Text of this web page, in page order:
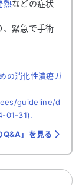
熱などの症状
、緊急で手術
の消化性潰瘍ガ
guideline/d
01-31).
Q&A」を見る